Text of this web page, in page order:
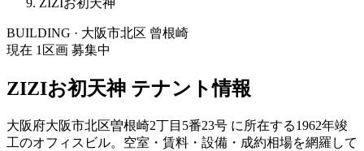
ZIZIお初天神
BUILDING · 大阪市北区 曾根崎
現在 1 区画 募集中
ZIZIお初天神 テナント情報
大阪府大阪市北区曽根崎2丁目5番23号 に所在する1962年竣
工のオフィスビル。空室・賃料・設備・成約相場を網羅して